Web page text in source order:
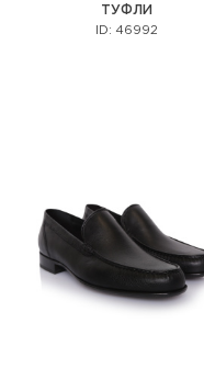
ТУФЛИ
ID: 46992